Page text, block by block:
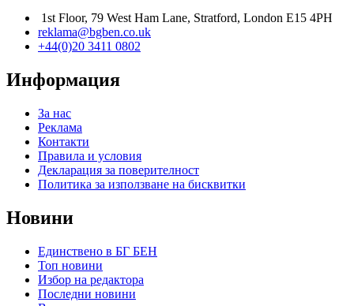
1st Floor, 79 West Ham Lane, Stratford, London E15 4PH
reklama@bgben.co.uk
+44(0)20 3411 0802
Информация
За нас
Реклама
Контакти
Правила и условия
Декларация за поверителност
Политика за използване на бисквитки
Новини
Единствено в БГ БЕН
Топ новини
Избор на редактора
Последни новини